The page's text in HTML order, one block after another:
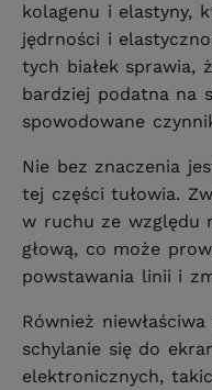
kolagenu i elastyny,
jędrności i
tych białek sprawia,
bardziej podatna na
spowodowane
Nie bez znaczenia
tej części tułowia.
w ruchu ze względu
głową, co może
powstawania linii i
Również
schylanie się do
elektronicznych,